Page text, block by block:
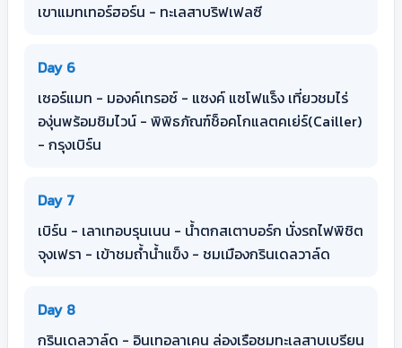
เขาแมทเทอร์ฮอร์น - ทะเลสาบริฟเฟลซี
Day 6
เซอร์แมท - มองค์เทรอซ์ - แซงค์ แซโฟแร็ง เที่ยวชมไร่
องุ่นพร้อมชิมไวน์ - พิพิธภัณฑ์ช็อคโกแลตคเย่ร์(Cailler)
- กรุงเบิร์น
Day 7
เบิร์น - เลาเทอบรุนเนน - น้ำตกสเตาบอร์ก นั่งรถไฟพิชิต
จุงเฟรา - เข้าชมถ้ำน้ำแข็ง - ชมเมืองกรินเดลวาล์ด
Day 8
กรินเดลวาล์ด - อินเทอลาเคน ล่องเรือชมทะเลสาบเบรียน